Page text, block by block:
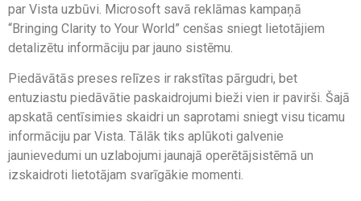
par Vista uzbūvi. Microsoft savā reklāmas kampaņā
“Bringing Clarity to Your World” cenšas sniegt lietotājiem
detalizētu informāciju par jauno sistēmu.
Piedāvātās preses relīzes ir rakstītas pārgudri, bet
entuziastu piedāvātie paskaidrojumi bieži vien ir pavirši. Šajā
apskatā centīsimies skaidri un saprotami sniegt visu ticamu
informāciju par Vista. Tālāk tiks aplūkoti galvenie
jaunievedumi un uzlabojumi jaunajā operētājsistēmā un
izskaidroti lietotājam svarīgākie momenti.